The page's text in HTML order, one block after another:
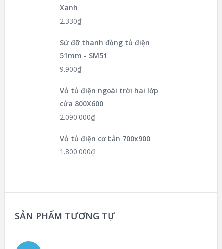
Xanh
2.330₫
Sứ đỡ thanh đồng tủ điện
51mm - SM51
9.900₫
Vỏ tủ điện ngoài trời hai lớp
cửa 800X600
2.090.000₫
Vỏ tủ điện cơ bản 700x900
1.800.000₫
SẢN PHẨM TƯƠNG TỰ